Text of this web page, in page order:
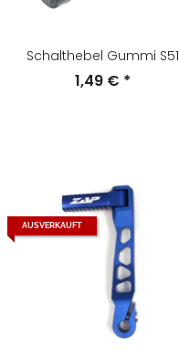
Schalthebel Gummi S51
1,49 € *
AUSVERKAUFT